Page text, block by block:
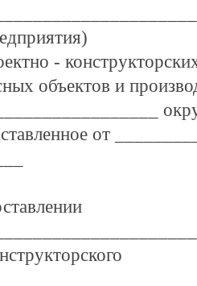
-
объектов и
от